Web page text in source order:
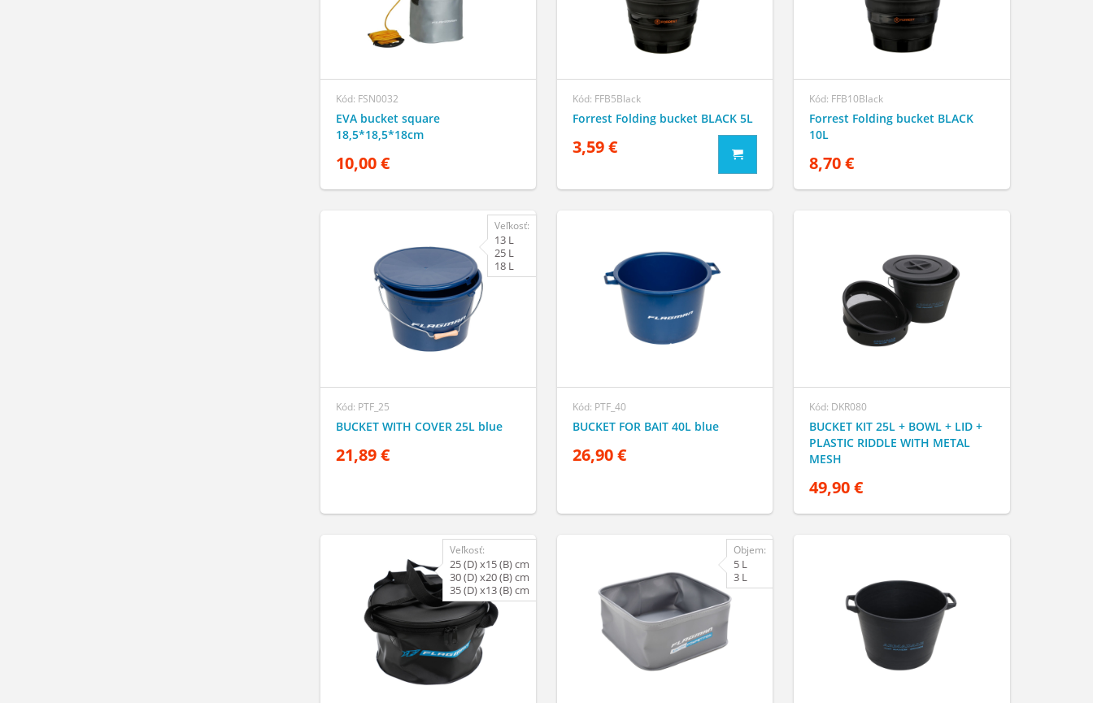
Kód: FSN0032
EVA bucket square
18,5*18,5*18cm
10,00 €
Kód: FFB5Black
Forrest Folding bucket BLACK 5L
3,59 €
Kód: FFB10Black
Forrest Folding bucket BLACK
10L
8,70 €
Kód: PTF_25
BUCKET WITH COVER 25L blue
21,89 €
Veľkosť:
13 L
25 L
18 L
Kód: PTF_40
BUCKET FOR BAIT 40L blue
26,90 €
Kód: DKR080
BUCKET KIT 25L + BOWL + LID +
PLASTIC RIDDLE WITH METAL
MESH
49,90 €
Veľkosť:
25 (D) x15 (B) cm
30 (D) x20 (B) cm
35 (D) x13 (B) cm
Objem:
5 L
3 L